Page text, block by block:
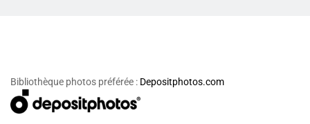
Bibliothèque photos préférée : Depositphotos.com